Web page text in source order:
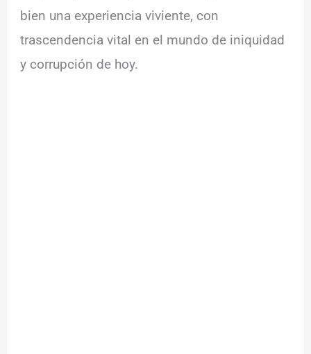
bien una experiencia viviente, con
trascendencia vital en el mundo de iniquidad
y corrupción de hoy.